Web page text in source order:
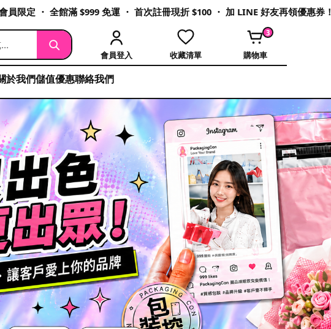
員限定 ・ 全館滿 $999 免運 ・ 首次註冊現折 $100 ・ 加 LINE 好友再領優惠券！
會員登入 收藏清單
3
購物車
於我們儲值優惠聯絡我們